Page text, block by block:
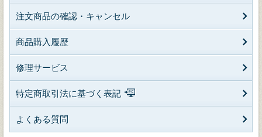
注文商品の確認・キャンセル
商品購入履歴
修理サービス
特定商取引法に基づく表記
よくある質問